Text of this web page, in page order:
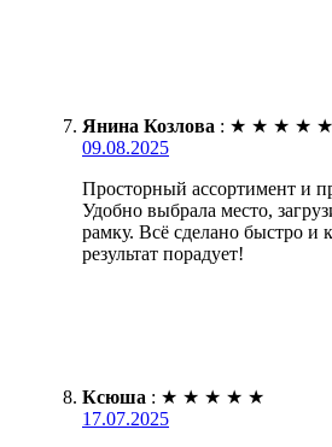
Янина Козлова : ★ ★ ★ ★ ★
09.08.2025
Просторный ассортимент и
Удобно выбрала место,
рамку. Всё сделано быстро и
результат порадует!
Ксюша : ★ ★ ★ ★ ★
17.07.2025